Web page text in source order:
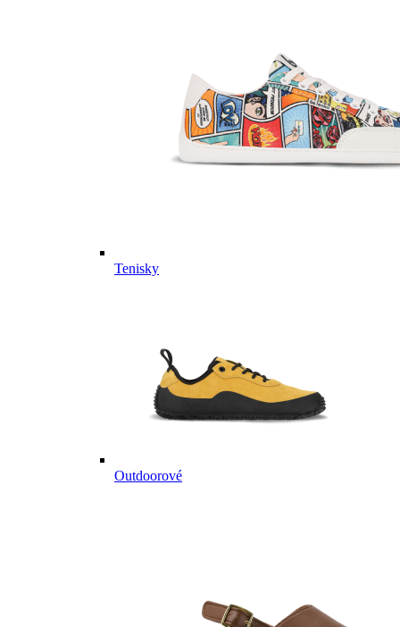
Tenisky
Outdoorové